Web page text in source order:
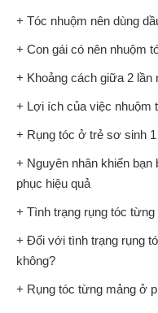
+ Tóc nhuộm nên dùng
+ Con gái có nên nhuộm
+ Khoảng cách giữa 2 lần
+ Lợi ích của việc nhuộm
+ Rụng tóc ở trẻ sơ sinh 1
+ Nguyên nhân khiến bạn
phục hiệu quả
+ Tình trạng rụng tóc
+ Đối với tình trạng rụng
không?
+ Rụng tóc từng mảng ở